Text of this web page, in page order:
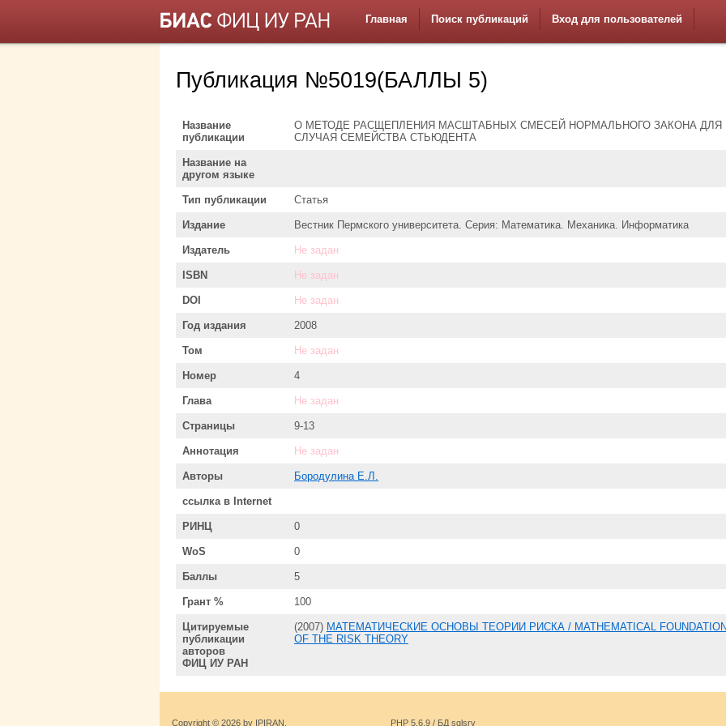
Главная Поиск публикаций Вход для пользователей
Публикация №5019(БАЛЛЫ 5)
Название
публикации
О МЕТОДЕ РАСЩЕПЛЕНИЯ МАСШТАБНЫХ СМЕСЕЙ НОРМАЛЬНОГО ЗАКОНА ДЛЯ
СЛУЧАЯ СЕМЕЙСТВА СТЬЮДЕНТА
Название на
другом языке
Тип публикации Статья
Издание Вестник Пермского университета. Серия: Математика. Механика. Информатика
Издатель Не задан
ISBN Не задан
DOI Не задан
Год издания 2008
Том Не задан
Номер 4
Глава Не задан
Страницы 9-13
Аннотация Не задан
Авторы Бородулина Е.Л.
ссылка в Internet
РИНЦ 0
WoS 0
Баллы 5
Грант % 100
Цитируемые
публикации
авторов
ФИЦ ИУ РАН
(2007) МАТЕМАТИЧЕСКИЕ ОСНОВЫ ТЕОРИИ РИСКА / MATHEMATICAL
OF THE RISK THEORY
Copyright © 2026 by IPIRAN. PHP 5.6.9 / БД sqlsrv